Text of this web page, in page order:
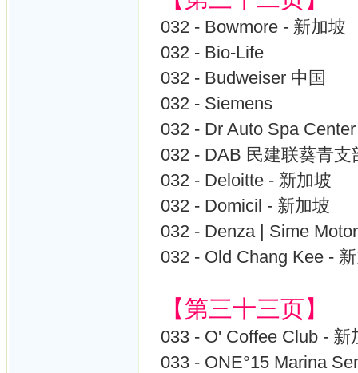
032 - Bowmore - 新加坡
032 - Bio-Life
032 - Budweiser 中国
032 - Siemens
032 - Dr Auto Spa Center
032 - DAB 民建联葵青支
032 - Deloitte - 新加坡
032 - Domicil - 新加坡
032 - Denza | Sime
032 - Old Chang Kee -
【第三十三页】
033 - O' Coffee Club - 新
033 - ONE°15 Marina